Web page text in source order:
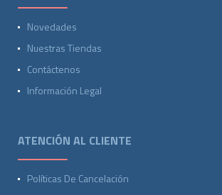
Novedades
Nuestras Tiendas
Contáctenos
Información Legal
ATENCIÓN AL CLIENTE
Políticas De Cancelación